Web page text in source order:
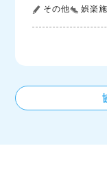
その他 娯楽